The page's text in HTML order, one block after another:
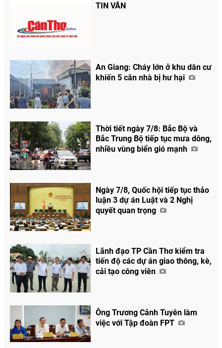
TIN VẮN
An Giang: Cháy lớn ở khu dân cư
khiến 5 căn nhà bị hư hại
Thời tiết ngày 7/8: Bắc Bộ và
Bắc Trung Bộ tiếp tục mưa dông,
nhiều vùng biển gió mạnh
Ngày 7/8, Quốc hội tiếp tục thảo
luận 3 dự án Luật và 2 Nghị
quyết quan trọng
Lãnh đạo TP Cần Thơ kiểm tra
tiến độ các dự án giao thông, kè,
cải tạo công viên
Ông Trương Cảnh Tuyên làm
việc với Tập đoàn FPT